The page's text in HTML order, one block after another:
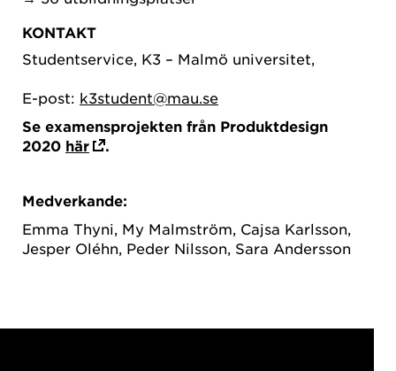
KONTAKT
Studentservice, K3 – Malmö universitet,
E-post: k3student@mau.se
Se examensprojekten från Produktdesign
2020 här .
Medverkande:
Emma Thyni, My Malmström, Cajsa Karlsson,
Jesper Oléhn, Peder Nilsson, Sara Andersson